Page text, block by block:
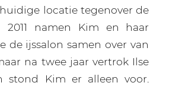
locatie tegenover de
2011 namen Kim en haar
de ijssalon samen over van
na twee jaar vertrok Ilse
stond Kim er alleen voor.